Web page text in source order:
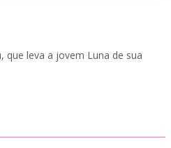
leva a jovem Luna de sua